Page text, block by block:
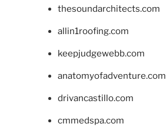
thesoundarchitects.com
allin1roofing.com
keepjudgewebb.com
anatomyofadventure.com
drivancastillo.com
cmmedspa.com